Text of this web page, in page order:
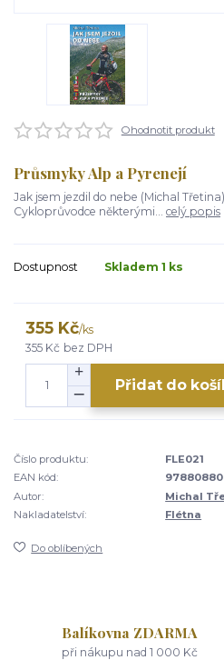
Ohodnotit produkt
Průsmyky Alp a Pyrenejí
Jak jsem jezdil do nebe (Michal
Cykloprůvodce některými... celý popis
Dostupnost Skladem 1 ks
355 Kč/ks
355 Kč bez DPH
Přidat do
Číslo produktu:
FLE021
EAN kód:
Autor:
Michal
Nakladatelství:
Flétna
Do oblíbených
Balíkovna ZDARMA
při nákupu nad 1 000 Kč